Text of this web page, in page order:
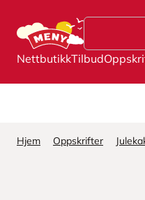
NettbutikkTilbud
Hjem Oppskrifter